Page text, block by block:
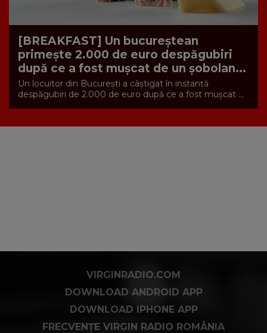
[BREAKFAST] Un bucureștean
primește 2.000 de euro despăgubiri
după ce a fost mușcat de un șobolan...
Un locuitor din București a câștigat în instanță
despăgubiri de 2.000 de euro după ce a fost mușcat ...
VIRGINRADIO.COM
DOWNLOAD ANDROID APP
DOWNLOAD IPHONE APP
FRECVENȚE VIRGIN RADIO ROMÂNIA